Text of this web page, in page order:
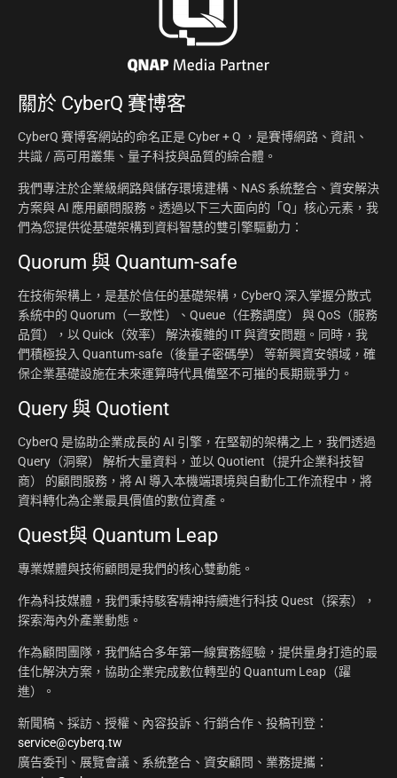
關於 CyberQ 賽博客
CyberQ 賽博客網站的命名正是 Cyber + Q ，是賽博網路、資訊、
共識 / 高可用叢集、量子科技與品質的綜合體。
我們專注於企業級網路與儲存環境建構、NAS 系統整合、資安解決
方案與 AI 應用顧問服務。透過以下三大面向的「Q」核心元素，我
們為您提供從基礎架構到資料智慧的雙引擎驅動力：
Quorum 與 Quantum-safe
在技術架構上，是基於信任的基礎架構，CyberQ 深入掌握分散式
系統中的 Quorum（一致性）、Queue（任務調度） 與 QoS（服務
品質），以 Quick（效率） 解決複雜的 IT 與資安問題。同時，我
們積極投入 Quantum-safe（後量子密碼學） 等新興資安領域，確
保企業基礎設施在未來運算時代具備堅不可摧的長期競爭力。
Query 與 Quotient
CyberQ 是協助企業成長的 AI 引擎，在堅韌的架構之上，我們透過
Query（洞察） 解析大量資料，並以 Quotient（提升企業科技智
商） 的顧問服務，將 AI 導入本機端環境與自動化工作流程中，將
資料轉化為企業最具價值的數位資產。
Quest與 Quantum Leap
專業媒體與技術顧問是我們的核心雙動能。
作為科技媒體，我們秉持駭客精神持續進行科技 Quest（探索），
探索海內外產業動態。
作為顧問團隊，我們結合多年第一線實務經驗，提供量身打造的最
佳化解決方案，協助企業完成數位轉型的 Quantum Leap（躍
進）。
新聞稿、採訪、授權、內容投訴、行銷合作、投稿刊登：
service@cyberq.tw
廣告委刊、展覽會議、系統整合、資安顧問、業務提攜：